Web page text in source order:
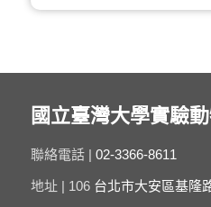
國立臺灣大學實驗
聯絡電話 | 02-3366-8611
地址 | 106 台北市大安區基隆